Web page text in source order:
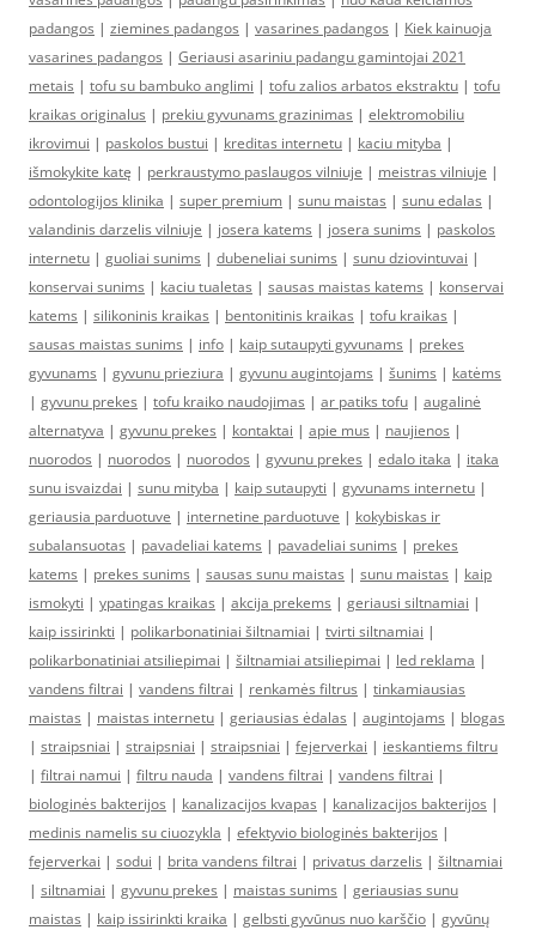
padangos | ziemines padangos | vasarines padangos | Kiek kainuoja
vasarines padangos | Geriausi asariniu padangu gamintojai 2021
metais | tofu su bambuko anglimi | tofu zalios arbatos ekstraktu | tofu
kraikas originalus | prekiu gyvunams grazinimas | elektromobiliu
ikrovimui | paskolos bustui | kreditas internetu | kaciu mityba |
išmokykite katę | perkraustymo paslaugos vilniuje | meistras vilniuje |
odontologijos klinika | super premium | sunu maistas | sunu edalas |
valandinis darzelis vilniuje | josera katems | josera sunims | paskolos
internetu | guoliai sunims | dubeneliai sunims | sunu dziovintuvai |
konservai sunims | kaciu tualetas | sausas maistas katems | konservai
katems | silikoninis kraikas | bentonitinis kraikas | tofu kraikas |
sausas maistas sunims | info | kaip sutaupyti gyvunams | prekes
gyvunams | gyvunu prieziura | gyvunu augintojams | šunims | katėms
| gyvunu prekes | tofu kraiko naudojimas | ar patiks tofu | augalinė
alternatyva | gyvunu prekes | kontaktai | apie mus | naujienos |
nuorodos | nuorodos | nuorodos | gyvunu prekes | edalo itaka | itaka
sunu isvaizdai | sunu mityba | kaip sutaupyti | gyvunams internetu |
geriausia parduotuve | internetine parduotuve | kokybiskas ir
subalansuotas | pavadeliai katems | pavadeliai sunims | prekes
katems | prekes sunims | sausas sunu maistas | sunu maistas | kaip
ismokyti | ypatingas kraikas | akcija prekems | geriausi siltnamiai |
kaip issirinkti | polikarbonatiniai šiltnamiai | tvirti siltnamiai |
polikarbonatiniai atsiliepimai | šiltnamiai atsiliepimai | led reklama |
vandens filtrai | vandens filtrai | renkamės filtrus | tinkamiausias
maistas | maistas internetu | geriausias ėdalas | augintojams | blogas
| straipsniai | straipsniai | straipsniai | fejerverkai | ieskantiems filtru
| filtrai namui | filtru nauda | vandens filtrai | vandens filtrai |
biologinės bakterijos | kanalizacijos kvapas | kanalizacijos bakterijos |
medinis namelis su ciuozykla | efektyvio biologinės bakterijos |
fejerverkai | sodui | brita vandens filtrai | privatus darzelis | šiltnamiai
| siltnamiai | gyvunu prekes | maistas sunims | geriausias sunu
maistas | kaip issirinkti kraika | gelbsti gyvūnus nuo karščio | gyvūnų